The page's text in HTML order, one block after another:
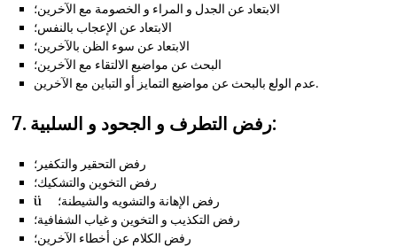
الابتعاد عن الجدل و المراء و الخصومة مع الآخرين؛
الابتعاد عن الإعجاب بالنفس؛
الابتعاد عن سوء الظن بالآخرين؛
البحث عن مواضيع الالتقاء مع الآخرين؛
عدم الولع بالبحث عن مواضيع التمايز أو التباين مع الآخرين.
7. رفض التطرف و الجحود و السلبية:
رفض التحقير والتكفير؛
رفض التخوين والتشكيك؛
ü رفض الإهانة والتشويه والشيطنة؛
رفض التكذيب و التخوين و غياب الشفافية؛
رفض الكلام عن أخطاء الآخرين؛